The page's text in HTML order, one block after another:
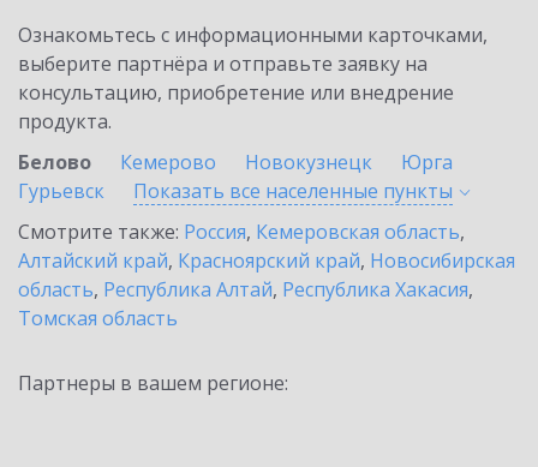
Ознакомьтесь с информационными карточками,
выберите партнёра и отправьте заявку на
консультацию, приобретение или внедрение
продукта.
Белово
Кемерово Новокузнецк
Юрга
Гурьевск
Показать все населенные пункты
Смотрите также: Россия, Кемеровская область,
Алтайский край, Красноярский край, Новосибирская
область, Республика Алтай, Республика Хакасия,
Томская область
Партнеры в вашем регионе: